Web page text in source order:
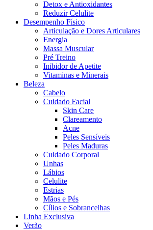
Detox e Antioxidantes
Reduzir Celulite
Desempenho Físico
Articulação e Dores Articulares
Energia
Massa Muscular
Pré Treino
Inibidor de Apetite
Vitaminas e Minerais
Beleza
Cabelo
Cuidado Facial
Skin Care
Clareamento
Acne
Peles Sensíveis
Peles Maduras
Cuidado Corporal
Unhas
Lábios
Celulite
Estrias
Mãos e Pés
Cílios e Sobrancelhas
Linha Exclusiva
Verão